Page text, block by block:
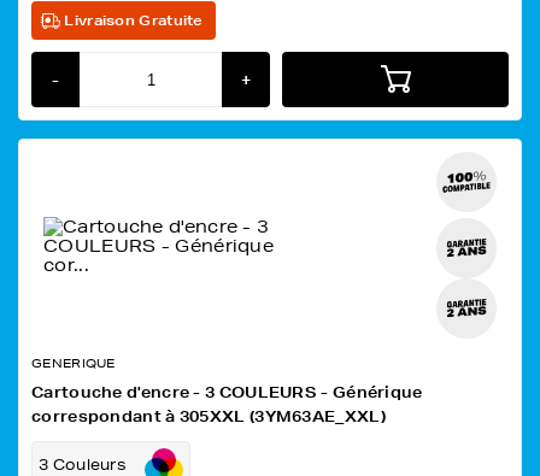
Livraison Gratuite
- +
GENERIQUE
Cartouche d'encre - 3 COULEURS - Générique
correspondant à 305XXL (3YM63AE_XXL)
3 Couleurs